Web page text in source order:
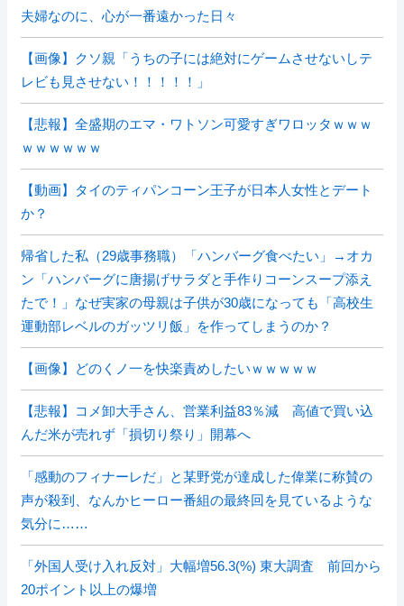
夫婦なのに、心が一番遠かった日々
【画像】クソ親「うちの子には絶対にゲームさせないしテ
レビも見させない！！！！！」
【悲報】全盛期のエマ・ワトソン可愛すぎワロッタｗｗｗ
ｗｗｗｗｗｗ
【動画】タイのティパンコーン王子が日本人女性とデート
か？
帰省した私（29歳事務職）「ハンバーグ食べたい」→オカ
ン「ハンバーグに唐揚げサラダと手作りコーンスープ添え
たで！」なぜ実家の母親は子供が30歳になっても「高校生
運動部レベルのガッツリ飯」を作ってしまうのか？
【画像】どのくノ一を快楽責めしたいｗｗｗｗｗ
【悲報】コメ卸大手さん、営業利益83％減 高値で買い込
んだ米が売れず「損切り祭り」開幕へ
「感動のフィナーレだ」と某野党が達成した偉業に称賛の
声が殺到、なんかヒーロー番組の最終回を見ているような
気分に……
「外国人受け入れ反対」大幅増56.3(%) 東大調査 前回から
20ポイント以上の爆増